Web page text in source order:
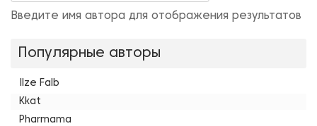
Введите имя автора для отображения результатов
Популярные авторы
Ilze Falb
Kkat
Pharmama